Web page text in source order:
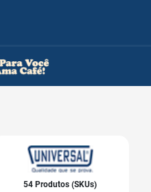
54 Produtos (SKUs)